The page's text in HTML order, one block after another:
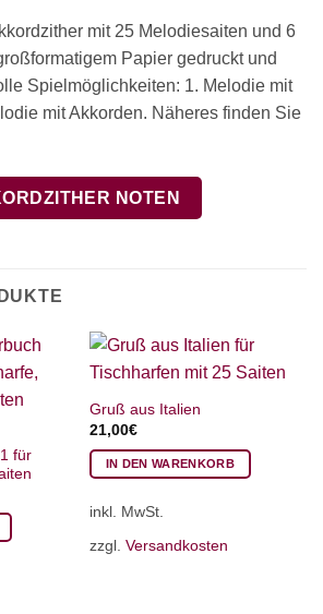
mit 25 Melodiesaiten und 6
Papier gedruckt und
Spielmöglichkeiten: 1. Melodie mit
mit Akkorden. Näheres finden Sie
NOTEN
für
Gruß aus Italien
21,00€
IN DEN WARENKORB
inkl. MwSt.
zzgl. Versandkosten